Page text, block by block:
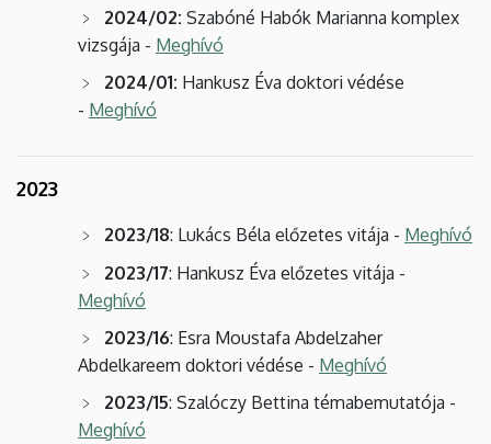
2024/02: Szabóné Habók Marianna komplex
vizsgája - Meghívó
2024/01: Hankusz Éva doktori védése
- Meghívó
2023
2023/18: Lukács Béla előzetes vitája - Meghívó
2023/17: Hankusz Éva előzetes vitája -
Meghívó
2023/16: Esra Moustafa Abdelzaher
Abdelkareem doktori védése - Meghívó
2023/15: Szalóczy Bettina témabemutatója -
Meghívó